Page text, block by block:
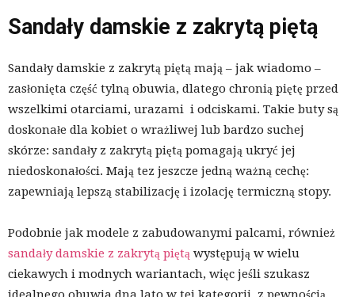
Sandały damskie z zakrytą piętą
Sandały damskie z zakrytą piętą mają – jak wiadomo –
zasłonięta część tylną obuwia, dlatego chronią piętę przed
wszelkimi otarciami, urazami i odciskami. Takie buty są
doskonałe dla kobiet o wrażliwej lub bardzo suchej
skórze: sandały z zakrytą piętą pomagają ukryć jej
niedoskonałości. Mają tez jeszcze jedną ważną cechę:
zapewniają lepszą stabilizację i izolację termiczną stopy.
Podobnie jak modele z zabudowanymi palcami, również
sandały damskie z zakrytą piętą występują w wielu
ciekawych i modnych wariantach, więc jeśli szukasz